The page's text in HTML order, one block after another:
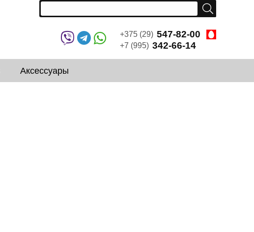
+375 (29) 547-82-00
+7 (995) 342-66-14
Аксессуары